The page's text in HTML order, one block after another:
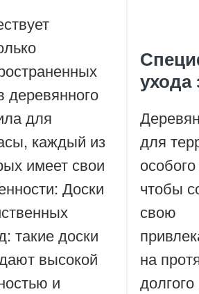
деревянного
для
каждый из
имеет свои
Доски
такие доски
высокой
и
ухода
для
чтобы
свою
на